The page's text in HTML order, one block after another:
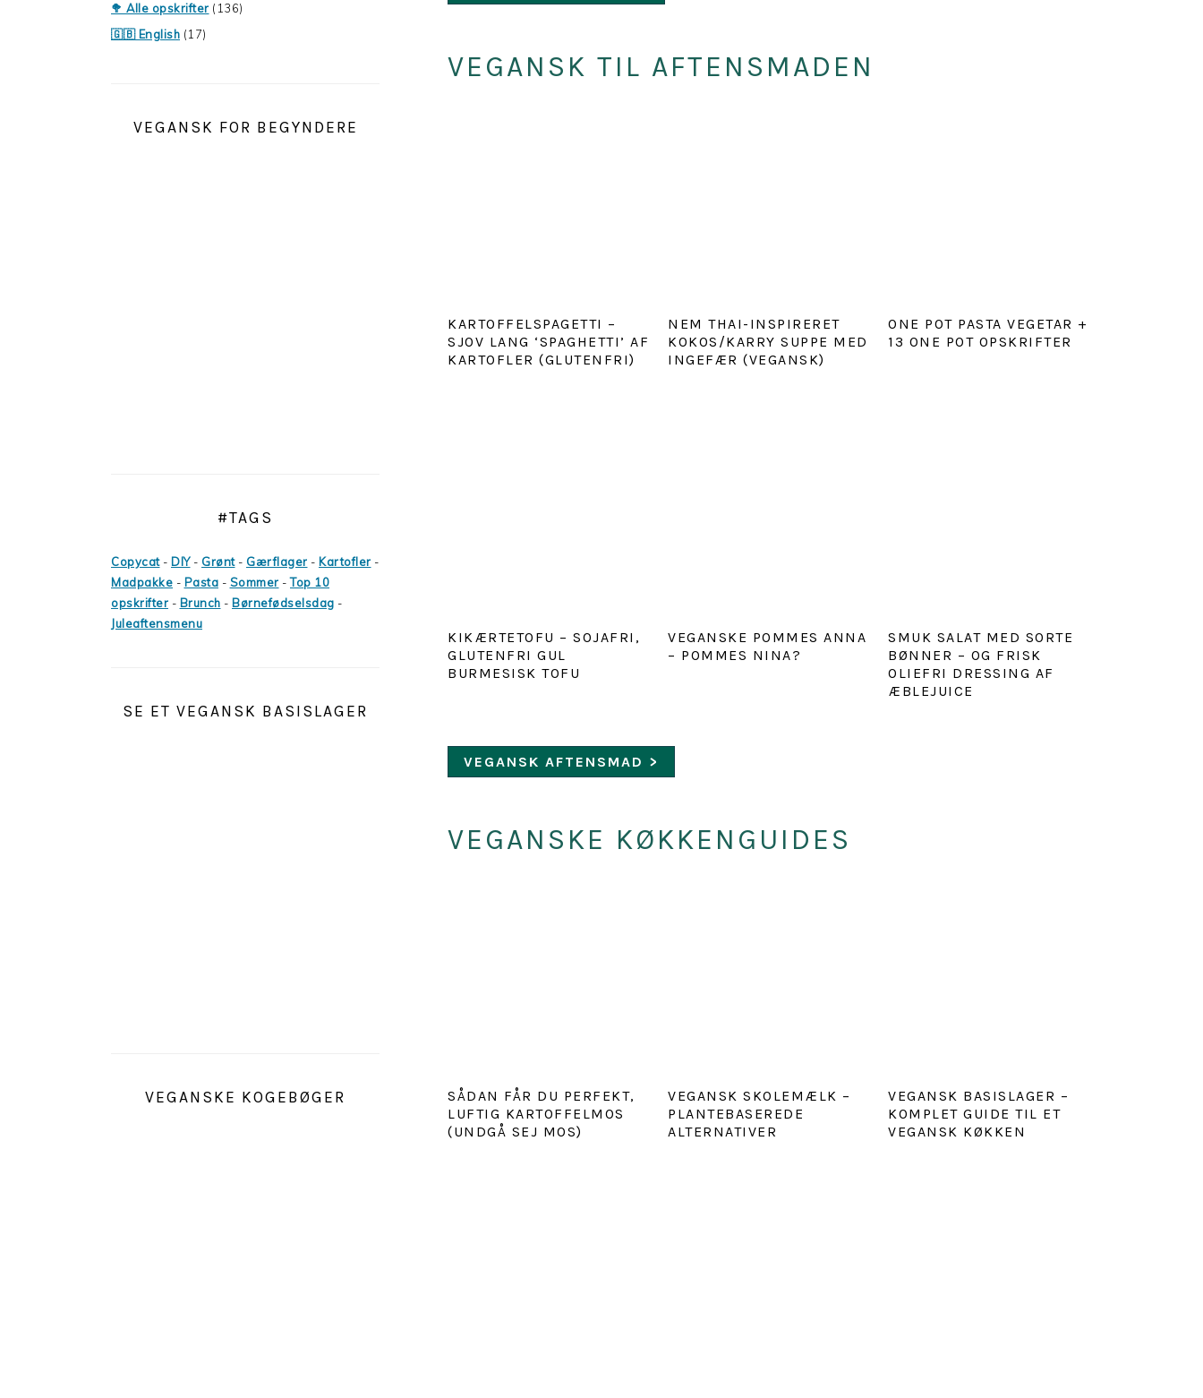
VEGANSK TIL AFTENSMADEN
KARTOFFELSPAGETTI –
SJOV LANG ‘SPAGHETTI’ AF
KARTOFLER (GLUTENFRI)
NEM THAI-INSPIRERET
KOKOS/KARRY SUPPE MED
INGEFÆR (VEGANSK)
ONE POT PASTA VEGETAR +
13 ONE POT OPSKRIFTER
KIKÆRTETOFU – SOJAFRI,
GLUTENFRI GUL
BURMESISK TOFU
VEGANSKE POMMES ANNA
– POMMES NINA?
SMUK SALAT MED SORTE
BØNNER – OG FRISK
OLIEFRI DRESSING AF
ÆBLEJUICE
VEGANSK AFTENSMAD >
VEGANSKE KØKKENGUIDES
SÅDAN FÅR DU PERFEKT,
LUFTIG KARTOFFELMOS
(UNDGÅ SEJ MOS)
VEGANSK SKOLEMÆLK –
PLANTEBASEREDE
ALTERNATIVER
VEGANSK BASISLAGER –
KOMPLET GUIDE TIL ET
VEGANSK KØKKEN
🥦 Alle opskrifter (136)
🇬🇧 English (17)
VEGANSK FOR BEGYNDERE
#TAGS
Copycat- DIY- Grønt- Gærflager - Kartofler -
Madpakke - Pasta - Sommer -Top 10
opskrifter - Brunch - Børnefødselsdag -
Juleaftensmenu
SE ET VEGANSK BASISLAGER
VEGANSKE KOGEBØGER